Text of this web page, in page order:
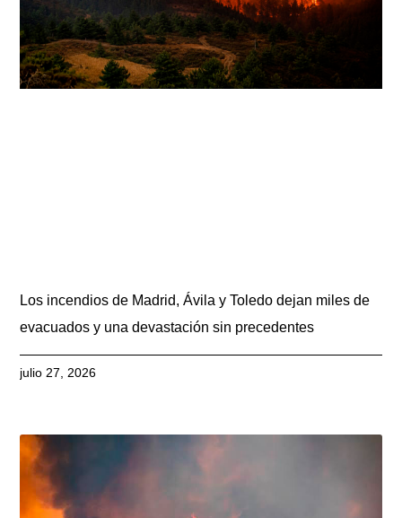
Los incendios de Madrid, Ávila y Toledo dejan miles de
evacuados y una devastación sin precedentes
julio 27, 2026